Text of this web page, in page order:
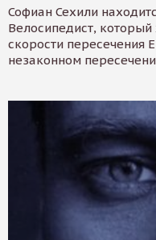
Софиан Сехили
Велосипедист,
скорости пересечения
незаконном